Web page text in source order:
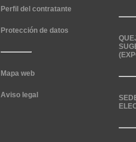
Perfil del contratante
Protección de datos
Mapa web
Aviso legal